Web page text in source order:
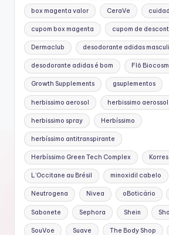
box magenta valor CeraVe
cupom box magenta cupom de
Dermaclub desodorante adidas
desodorante adidas é bom Flô
Growth Supplements gsuplementos
herbissimo aerosol herbissimo aerossol
herbissimo spray Herbíssimo
herbíssimo antitranspirante
Herbíssimo Green Tech Complex Korres
L’Occitane au Brésil minoxidil cabelo
Neutrogena Nivea oBoticário
Sabonete Sephora Shein
SouVoe Suave The Body Shop